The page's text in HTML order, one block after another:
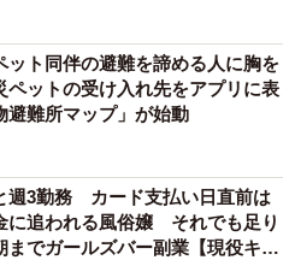
性と荷物が嵩張ることを考え
長袖だと空気が逃げず、もっ
」と選択理由も明確でした。
ドバイスもあったそうです。
にトートバッグがあると便
持って行きました。日傘や貰
ット同伴の避難を諦める人に胸を
ットの受け入れ先をアプリに表
避難所マップ」が始動
週3勤務 カード支払い日直前は
追われる風俗嬢 それでも足り
までガールズバー副業【現役キャ